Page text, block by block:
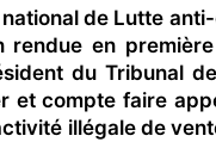
national de Lutte
rendue en
du Tribunal
et compte faire
illégale de